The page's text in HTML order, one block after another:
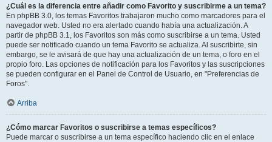
¿Cuál es la diferencia entre añadir como Favorito y suscribirme a un tema?
En phpBB 3.0, los temas Favoritos trabajaron mucho como marcadores para el
navegador web. Usted no era alertado cuando había una actualización. A
partir de phpBB 3.1, los Favoritos son más como suscribirse a un tema. Usted
puede ser notificado cuando un tema Favorito se actualiza. Al suscribirte, sin
embargo, se le avisará de que hay una actualización de un tema, o foro en el
propio foro. Las opciones de notificación para los Favoritos y las suscripciones
se pueden configurar en el Panel de Control de Usuario, en "Preferencias de
Foros".
Arriba
¿Cómo marcar Favoritos o suscribirse a temas específicos?
Puede marcar o suscribirse a un tema específico haciendo clic en el enlace